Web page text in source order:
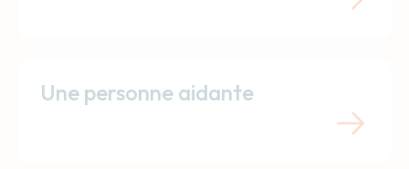
Une personne aidante